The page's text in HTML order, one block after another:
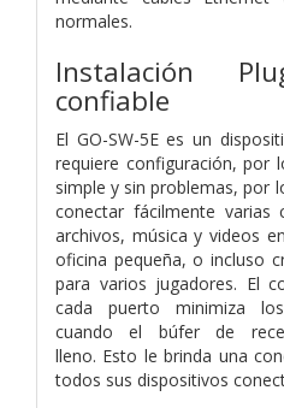
normales.
Instalación
confiable
El GO-SW-5E es un
requiere configuración, por
simple y sin problemas, por
conectar fácilmente varias
archivos, música y videos
oficina pequeña, o incluso
para varios jugadores. El
cada puerto minimiza
cuando el búfer de
lleno. Esto le brinda una
todos sus dispositivos